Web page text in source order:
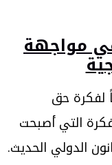
مواجهة
لفكرة حق
التي أصبحت
الدولي الحديث.